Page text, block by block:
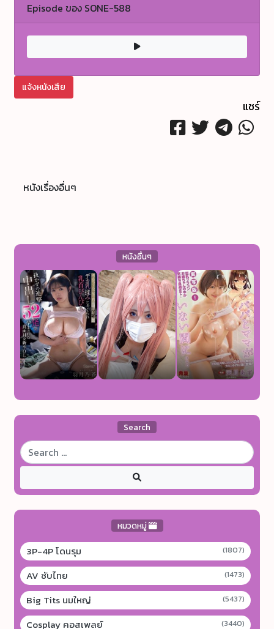
Episode ของ SONE-588
แจ้งหนังเสีย
แชร์
หนังเรื่องอื่นๆ
หนังอื่นๆ
Search
หมวดหมู่
3P-4P โดนรุม (1807)
AV ซับไทย (1473)
Big Tits นมใหญ่ (5437)
Cosplay คอสเพลย์ (3440)